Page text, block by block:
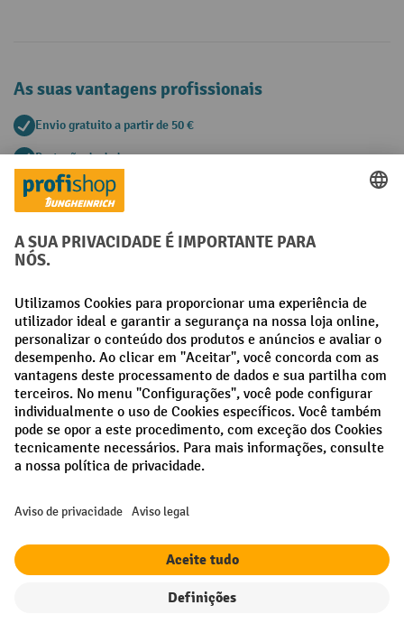
Ordenação
As suas vantagens profissionais
Envio gratuito a partir de 50 €
Proteção de dados segura
Aconselhamento pessoal de compra
Métodos de pagamento
Creditcard (Master)Creditcard (Visa)Pré-pagamento
Redes sociais
Facebook
LinkedIn
Instagram
Proteção de dados Definições de privacidade
Todos os preços excl. IVA maiscustos de envio
entrega, se não indicado o contrário.
¹ O desconto é válido enquanto durarem os stocks. O desconto não se